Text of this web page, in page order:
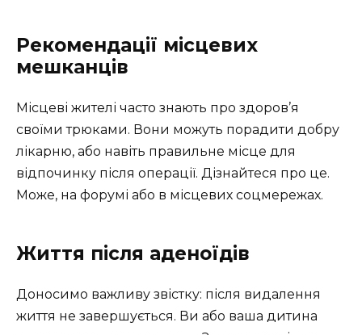
Рекомендації місцевих
мешканців
Місцеві жителі часто знають про здоров’я
своїми трюками. Вони можуть порадити добру
лікарню, або навіть правильне місце для
відпочинку після операції. Дізнайтеся про це.
Може, на форумі або в місцевих соцмережах.
Життя після аденоїдів
Доносимо важливу звістку: після видалення
життя не завершується. Ви або ваша дитина